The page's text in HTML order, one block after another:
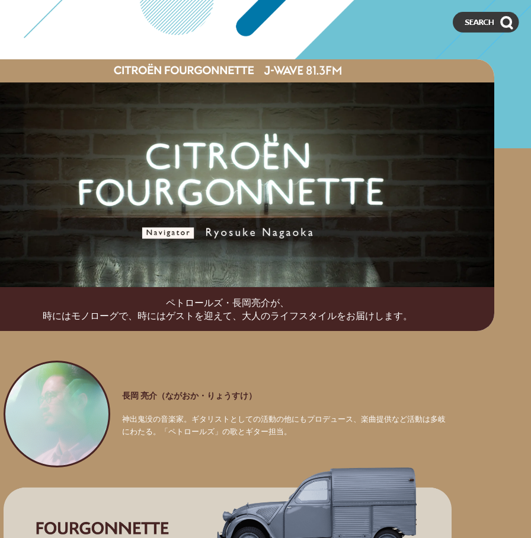
ペトロールズ・長岡亮介が、
時にはモノローグで、時にはゲストを迎えて、 大人のライフスタイルをお届けします。
長岡 亮介（ながおか・りょうすけ）
神出鬼没の音楽家。ギタリストとしての活動の他にもプロデュース、楽曲提供など活動は多岐
にわたる。「ペトロールズ」の歌とギター担当。